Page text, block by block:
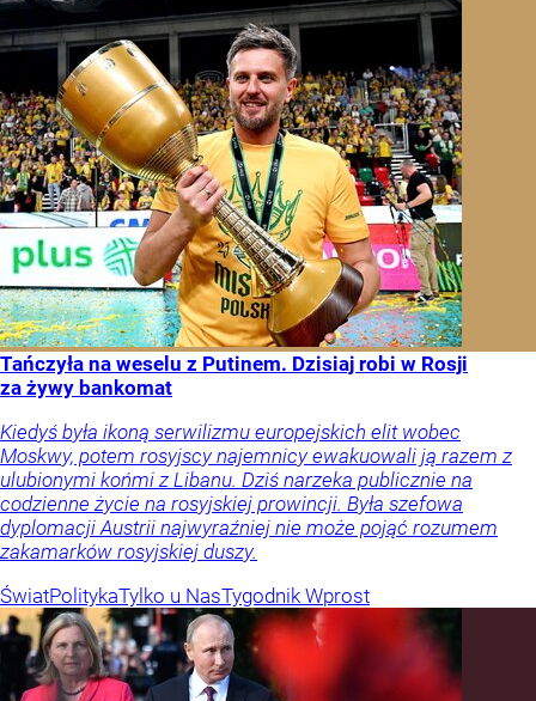
Tańczyła na weselu z Putinem. Dzisiaj robi w Rosji
za żywy bankomat
Kiedyś była ikoną serwilizmu europejskich elit wobec
Moskwy, potem rosyjscy najemnicy ewakuowali ją razem z
ulubionymi końmi z Libanu. Dziś narzeka publicznie na
codzienne życie na rosyjskiej prowincji. Była szefowa
dyplomacji Austrii najwyraźniej nie może pojąć rozumem
zakamarków rosyjskiej duszy.
ŚwiatPolitykaTylko u NasTygodnik Wprost